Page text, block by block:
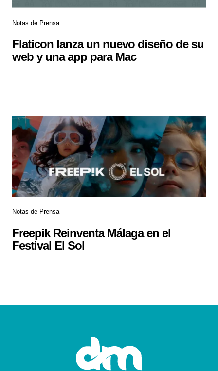
Notas de Prensa
Flaticon lanza un nuevo diseño de su
web y una app para Mac
Notas de Prensa
Freepik Reinventa Málaga en el
Festival El Sol